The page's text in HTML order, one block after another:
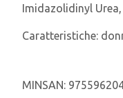
Imidazolidinyl Urea,
Caratteristiche:
MINSAN: